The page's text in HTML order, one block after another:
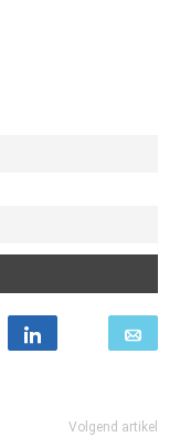
Volgend artikel